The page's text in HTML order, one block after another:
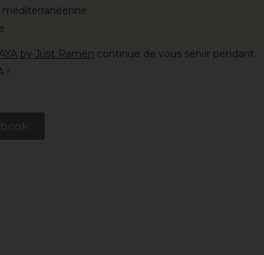
by Just Ramen continue de vous servir pendant
!